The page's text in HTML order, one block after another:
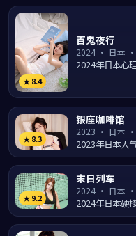
★ 8.4
百鬼夜行
2024· 日本 ·
2024年日本心
★ 8.3
银座咖啡馆
2023 · 日本 ·
2023年日本人
隆子领衔主演
★ 9.2
末日列车
2024· 日本 ·
2024年日本硬
之置身近未来
命题...